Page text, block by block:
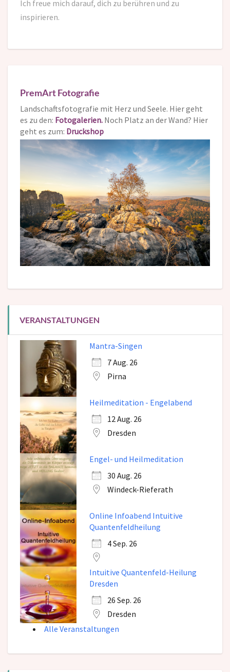
Ich freue mich darauf, dich zu berühren und zu
inspirieren.
PremArt Fotografie
Landschaftsfotografie mit Herz und Seele. Hier geht
es zu den: Fotogalerien. Noch Platz an der Wand? Hier
geht es zum: Druckshop
VERANSTALTUNGEN
Mantra-Singen
7 Aug. 26
Pirna
Heilmeditation - Engelabend
12 Aug. 26
Dresden
Engel- und Heilmeditation
30 Aug. 26
Windeck-Rieferath
Online Infoabend Intuitive
Quantenfeldheilung
4 Sep. 26
Intuitive Quantenfeld-Heilung
Dresden
26 Sep. 26
Dresden
Alle Veranstaltungen